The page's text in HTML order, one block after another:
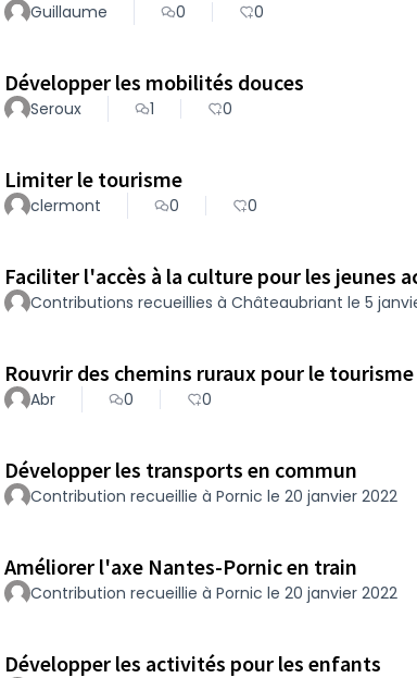
Guillaume 0 0
Développer les mobilités douces
Seroux 1 0
Limiter le tourisme
clermont 0 0
Faciliter l'accès à la culture pour les jeunes
Contributions recueillies à Châteaubriant le 5
Rouvrir des chemins ruraux pour le
Abr 0 0
Développer les transports en commun
Contribution recueillie à Pornic le 20 janvier 2022
Améliorer l'axe Nantes-Pornic en train
Contribution recueillie à Pornic le 20 janvier 2022
Développer les activités pour les enfants